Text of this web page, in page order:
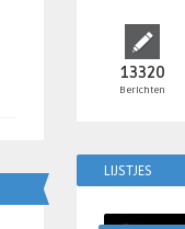
13320
Berichten
LIJSTJES